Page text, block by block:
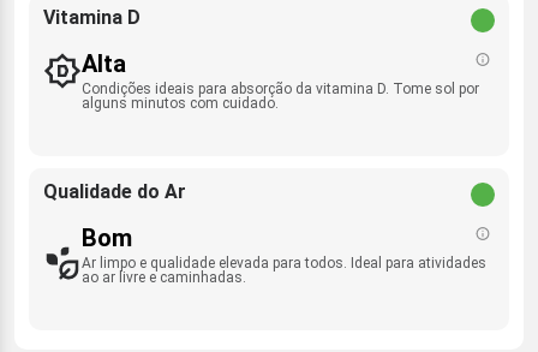
Vitamina D
Alta
Condições ideais para absorção da vitamina D. Tome sol por
alguns minutos com cuidado.
Qualidade do Ar
Bom
Ar limpo e qualidade elevada para todos. Ideal para atividades
ao ar livre e caminhadas.